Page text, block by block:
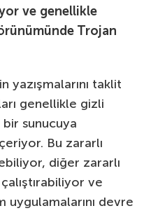
ve genellikle
Trojan
yazışmalarını taklit
genellikle gizli
sunucuya
Bu zararlı
diğer zararlı
ve
uygulamalarını devre